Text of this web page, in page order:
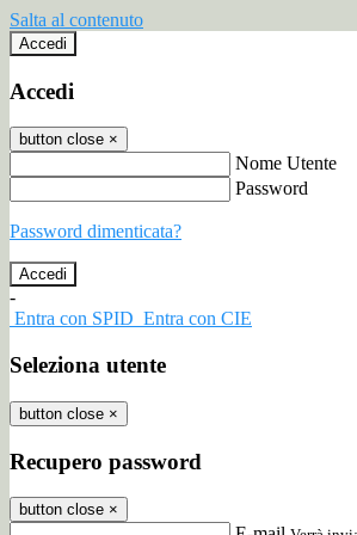
Salta al contenuto
Accedi
Accedi
button close ×
Nome Utente
Password
Password dimenticata?
-
Entra con SPID Entra con CIE
Seleziona utente
button close ×
Recupero password
button close ×